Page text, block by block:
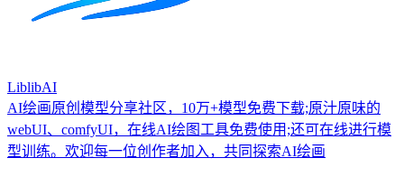
LiblibAI
AI绘画原创模型分享社区，10万+模型免费下载;原汁原味的
webUI、comfyUI，在线AI绘图工具免费使用;还可在线进行模
型训练。欢迎每一位创作者加入，共同探索AI绘画